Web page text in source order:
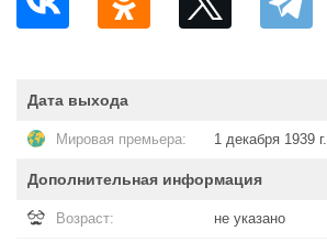
Дата выхода
Мировая премьера: 1 декабря 1939 г.
Дополнительная информация
Возраст: не указано